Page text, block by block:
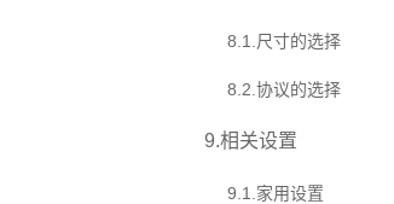
8.1 尺寸的选择
8.2 协议的选择
9.相关设置
9.1 家用设置